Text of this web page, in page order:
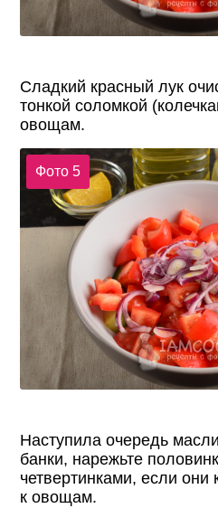
Сладкий красный лук
тонкой соломкой
овощам.
Фото 5
Наступила очередь
банки, нарежьте
четвертинками, если
к овощам.